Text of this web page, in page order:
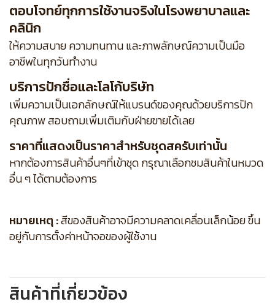
ตอบโจทย์ทุกการใช้งานจริงในโรงพยาบาลและ
คลินิก
ให้ความสบาย ความทนทาน และภาพลักษณ์ความเป็นมือ
อาชีพในทุกวันทำงาน
บริการปักชื่อและโลโก้บริษัท
เพิ่มความเป็นเอกลักษณ์ให้แบรนด์ของคุณด้วยบริการปัก
คุณภาพ สอบถามเพิ่มเติมกับฝ่ายขายได้เลย
ราคาที่แสดงเป็นราคาสำหรับชุดสครับเท่านั้น
หากต้องการสินค้าอื่นๆที่เข้าชุด กรุณาเลือกชมสินค้าในหมวด
อื่น ๆ ได้ตามต้องการ
หมายเหตุ :สีของสินค้าอาจมีความคลาดเคลื่อนเล็กน้อย ขึ้น
อยู่กับการตั้งค่าหน้าจอของผู้ใช้งาน
สินค้าที่เกี่ยวข้อง